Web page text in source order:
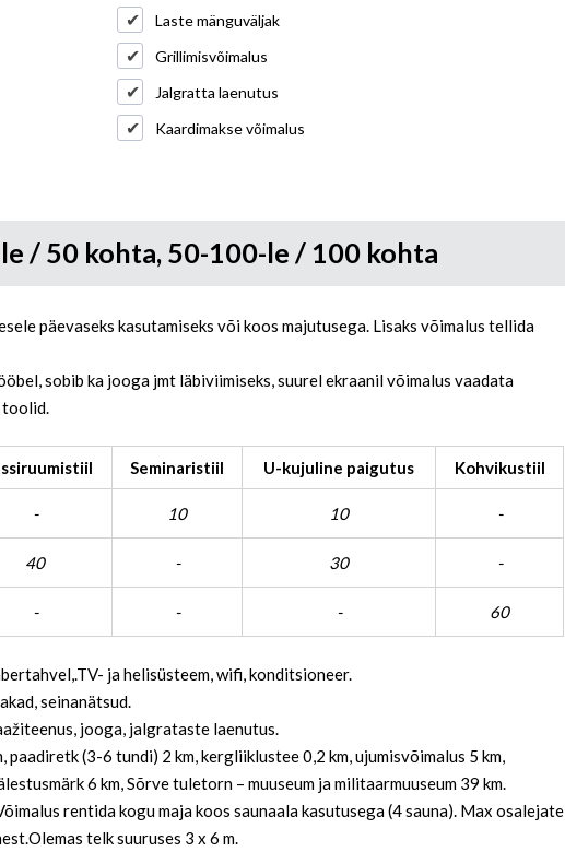
Laste mänguväljak
Grillimisvõimalus
Jalgratta laenutus
Kaardimakse võimalus
/ 50 kohta, 50-100-le / 100 kohta
päevaseks kasutamiseks või koos majutusega. Lisaks võimalus tellida
sobib ka jooga jmt läbiviimiseks, suurel ekraanil võimalus vaadata
toolid.
Seminaristiil U-kujuline paigutus Kohvikustiil
- 10 10 -
40 - 30 -
- - - 60
ja helisüsteem, wifi, konditsioneer.
seinanätsud.
jooga, jalgrataste laenutus.
paadiretk (3-6 tundi) 2 km, kergliiklustee 0,2 km, ujumisvõimalus 5 km,
6 km, Sõrve tuletorn – muuseum ja militaarmuuseum 39 km.
rentida kogu maja koos saunaala kasutusega (4 sauna). Max osalejate
telk suuruses 3 x 6 m.